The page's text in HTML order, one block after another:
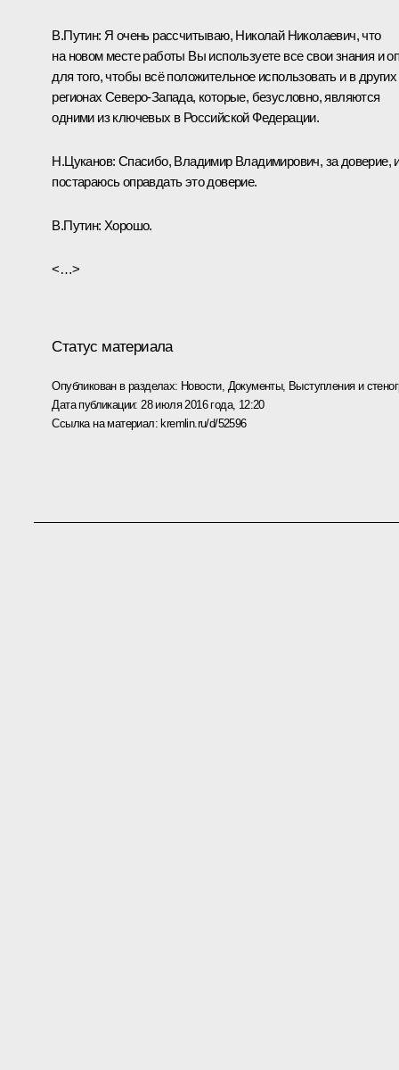
В.Путин: Я очень рассчитываю, Николай Николаевич, что
на новом месте работы Вы используете все свои знания и
для того, чтобы всё положительное использовать и в других
регионах Северо-Запада, которые, безусловно, являются
одними из ключевых в Российской Федерации.
Н.Цуканов: Спасибо, Владимир Владимирович, за доверие,
постараюсь оправдать это доверие.
В.Путин: Хорошо.
<…>
Статус материала
Опубликован в разделах: Новости, Документы, Выступления и
Дата публикации: 28 июля 2016 года, 12:20
Ссылка на материал: kremlin.ru/d/52596